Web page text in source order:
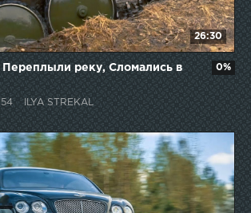
26:30
реку, Сломались в
ILYA STREKAL
0%